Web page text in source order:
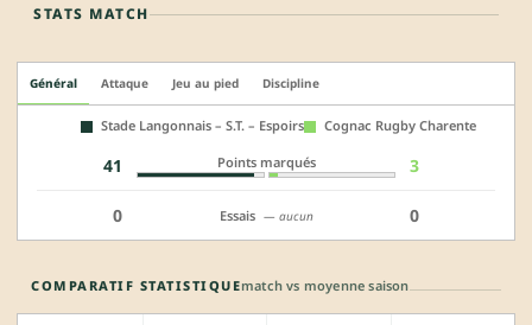
STATS MATCH
Général Attaque Jeu au pied Discipline
Stade Langonnais – S.T. – Espoirs Cognac Rugby Charente
41 Points marqués 3
0 Essais — aucun 0
COMPARATIF STATISTIQUEmatch vs moyenne saison